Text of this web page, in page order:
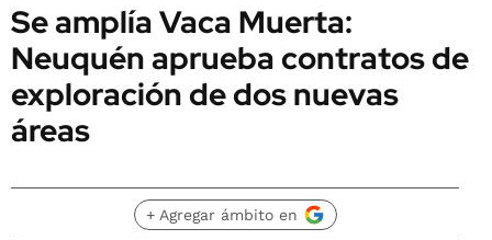
Se amplía Vaca Muerta:
Neuquén aprueba contratos de
exploración de dos nuevas
áreas
+ Agregar ámbito en